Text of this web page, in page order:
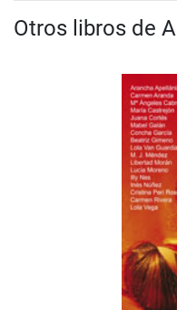
Otros libros de